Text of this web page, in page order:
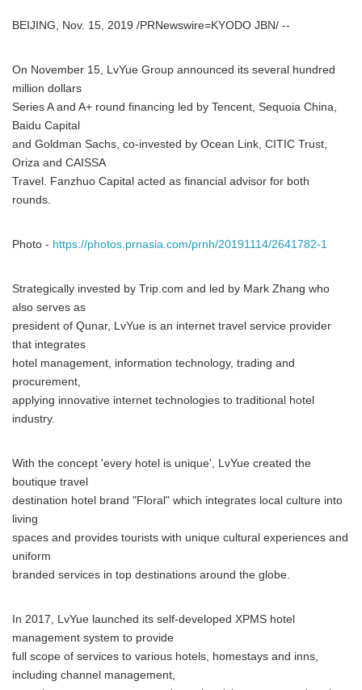
BEIJING, Nov. 15, 2019 /PRNewswire=KYODO JBN/ --
On November 15, LvYue Group announced its several hundred
million dollars
Series A and A+ round financing led by Tencent, Sequoia China,
Baidu Capital
and Goldman Sachs, co-invested by Ocean Link, CITIC Trust,
Oriza and CAISSA
Travel. Fanzhuo Capital acted as financial advisor for both
rounds.
Photo - https://photos.prnasia.com/prnh/20191114/2641782-1
Strategically invested by Trip.com and led by Mark Zhang who
also serves as
president of Qunar, LvYue is an internet travel service provider
that integrates
hotel management, information technology, trading and
procurement,
applying innovative internet technologies to traditional hotel
industry.
With the concept 'every hotel is unique', LvYue created the
boutique travel
destination hotel brand "Floral" which integrates local culture into
living
spaces and provides tourists with unique cultural experiences and
uniform
branded services in top destinations around the globe.
In 2017, LvYue launched its self-developed XPMS hotel
management system to provide
full scope of services to various hotels, homestays and inns,
including channel management,